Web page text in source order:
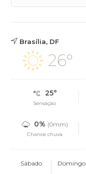
Brasília, DF
26°
25°
Sensação
0% (0mm)
Chance chuva
Sábado Domingo